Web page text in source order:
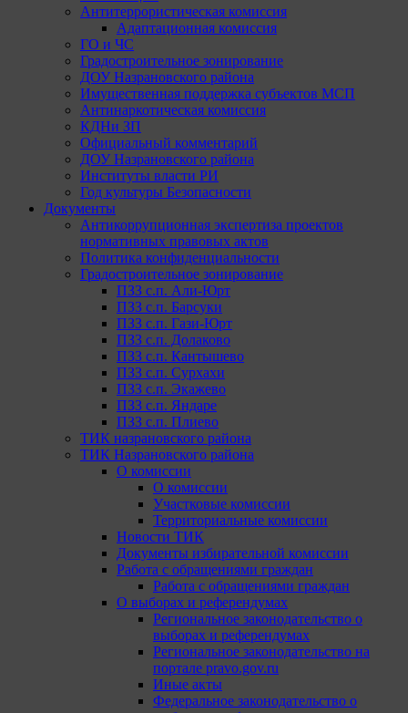
Антитеррористическая комиссия
Адаптационная комиссия
ГО и ЧС
Градостроительное зонирование
ДОУ Назрановского района
Имущественная поддержка субъектов МСП
Антинаркотическая комиссия
КДНи ЗП
Официальный комментарий
ДОУ Назрановского района
Институты власти РИ
Год культуры Безопасности
Документы
Антикоррупционная экспертиза проектов
нормативных правовых актов
Политика конфиденциальности
Градостроительное зонирование
ПЗЗ с.п. Али-Юрт
ПЗЗ с.п. Барсуки
ПЗЗ с.п. Гази-Юрт
ПЗЗ с.п. Долаково
ПЗЗ с.п. Кантышево
ПЗЗ с.п. Сурхахи
ПЗЗ с.п. Экажево
ПЗЗ с.п. Яндаре
ПЗЗ с.п. Плиево
ТИК назрановского района
ТИК Назрановского района
О комиссии
О комиссии
Участковые комиссии
Территориальные комиссии
Новости ТИК
Документы избирательной комиссии
Работа с обращениями граждан
Работа с обращениями граждан
О выборах и референдумах
Региональное законодательство о
выборах и референдумах
Региональное законодательство на
портале pravo.gov.ru
Иные акты
Федеральное законодательство о